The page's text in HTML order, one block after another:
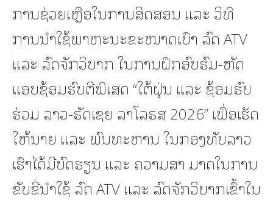
ການຊ່ວຍເຫຼືອໃນການສິດສອນ ແລະ ວິທີ
ການນໍາໃຊ້ພາຫະນະຂະໜາດເບົາ ລົດ ATV
ແລະ ລົດຈັກວິບາກ ໃນການຝຶກອົບຮົມ-ຫັດ
ແອບຊ້ອມຮົບຕີພິເສດ “ໃຕ້ຝຸ່ນ ແລະ ຊ້ອມຮົບ
ຮ່ວມ ລາວ-ຣັດເຊຍ ລາໂລຣສ 2026” ເພື່ອເຮັດ
ໃຫ້ນາຍ ແລະ ພົນທະຫານ ໃນກອງທັບລາວ
ເຮົາໄດ້ມີບົດຮຽນ ແລະ ຄວາມສາ ມາດໃນການ
ຂັບຂີ່ນໍາໃຊ້ ລົດ ATV ແລະ ລົດຈັກວິບາກເຂົ້າໃນ